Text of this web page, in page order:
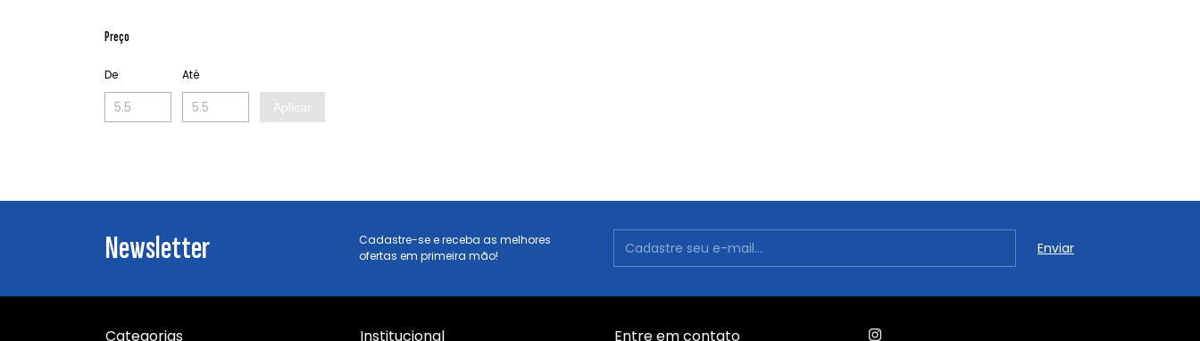
Preço
De Até
Aplicar
Newsletter
Cadastre-se e receba as melhores
ofertas em primeira mão!
Categorias Institucional Entre em contato